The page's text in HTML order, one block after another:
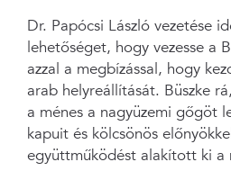
Dr. Papócsi László vezetése
lehetőséget, hogy vezesse a
azzal a megbízással, hogy
arab helyreállítását. Büszke
a ménes a nagyüzemi gőgöt
kapuit és kölcsönös
együttműködést alakított ki a